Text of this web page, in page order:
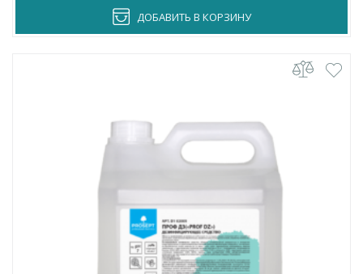
ДОБАВИТЬ В КОРЗИНУ